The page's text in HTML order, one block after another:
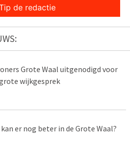
de redactie
Grote Waal uitgenodigd voor
wijkgesprek
er nog beter in de Grote Waal?